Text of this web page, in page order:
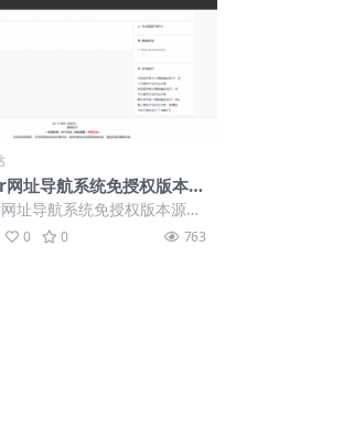
址导航系统免授权版本源
址导航系统免授权版本源码
态在后台 下面是图 可以自己
0 0 763